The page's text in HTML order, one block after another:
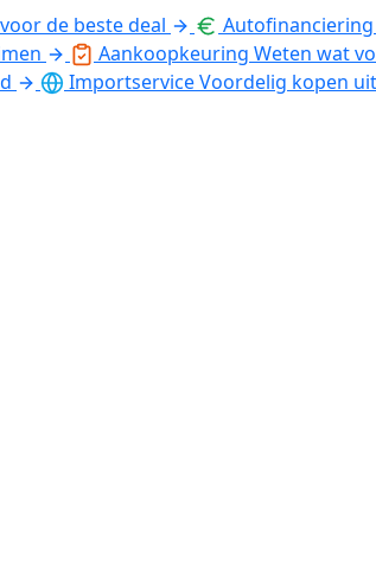
de beste deal Autofinanciering
Aankoopkeuring Weten wat
ImportserviceVoordelig kopen